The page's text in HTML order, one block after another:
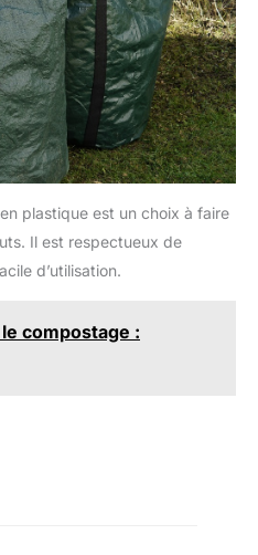
plastique est un choix à faire
Il est respectueux de
d’utilisation.
compostage :